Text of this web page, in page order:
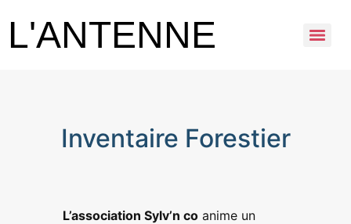
L'ANTENNE
Inventaire Forestier
Inventaire Forestier
L’association Sylv’n co anime un